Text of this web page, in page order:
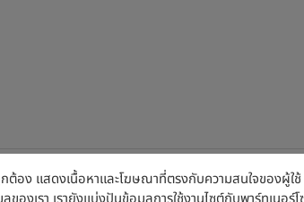
กต้อง แสดงเนื้อหาและโฆษณาที่ตรงกับความสนใจของผู้